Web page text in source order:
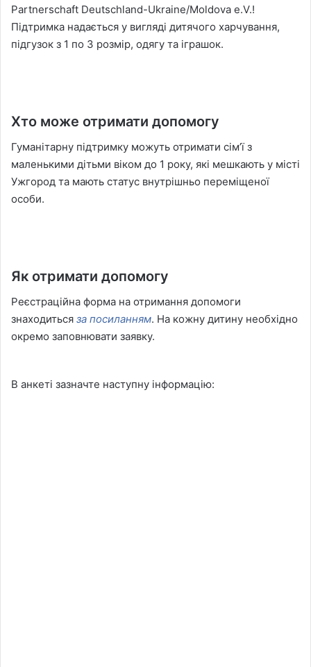
Partnerschaft Deutschland-Ukraine/Moldova e.V.!
Підтримка надається у вигляді дитячого харчування,
підгузок з 1 по 3 розмір, одягу та іграшок.
Хто може отримати допомогу
Гуманітарну підтримку можуть отримати сімʼї з
маленькими дітьми віком до 1 року, які мешкають у місті
Ужгород та мають статус внутрішньо переміщеної
особи.
Як отримати допомогу
Реєстраційна форма на отримання допомоги
знаходиться за посиланням. На кожну дитину необхідно
окремо заповнювати заявку.
В анкеті зазначте наступну інформацію: